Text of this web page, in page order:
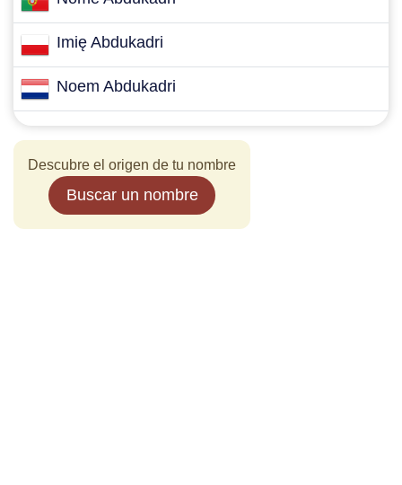
Imię Abdukadri
Noem Abdukadri
Descubre el origen de tu nombre
Buscar un nombre